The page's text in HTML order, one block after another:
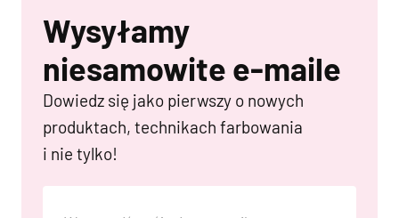
Wysyłamy
niesamowite e-maile
Dowiedz się jako pierwszy o nowych
produktach, technikach farbowania
i nie tylko!